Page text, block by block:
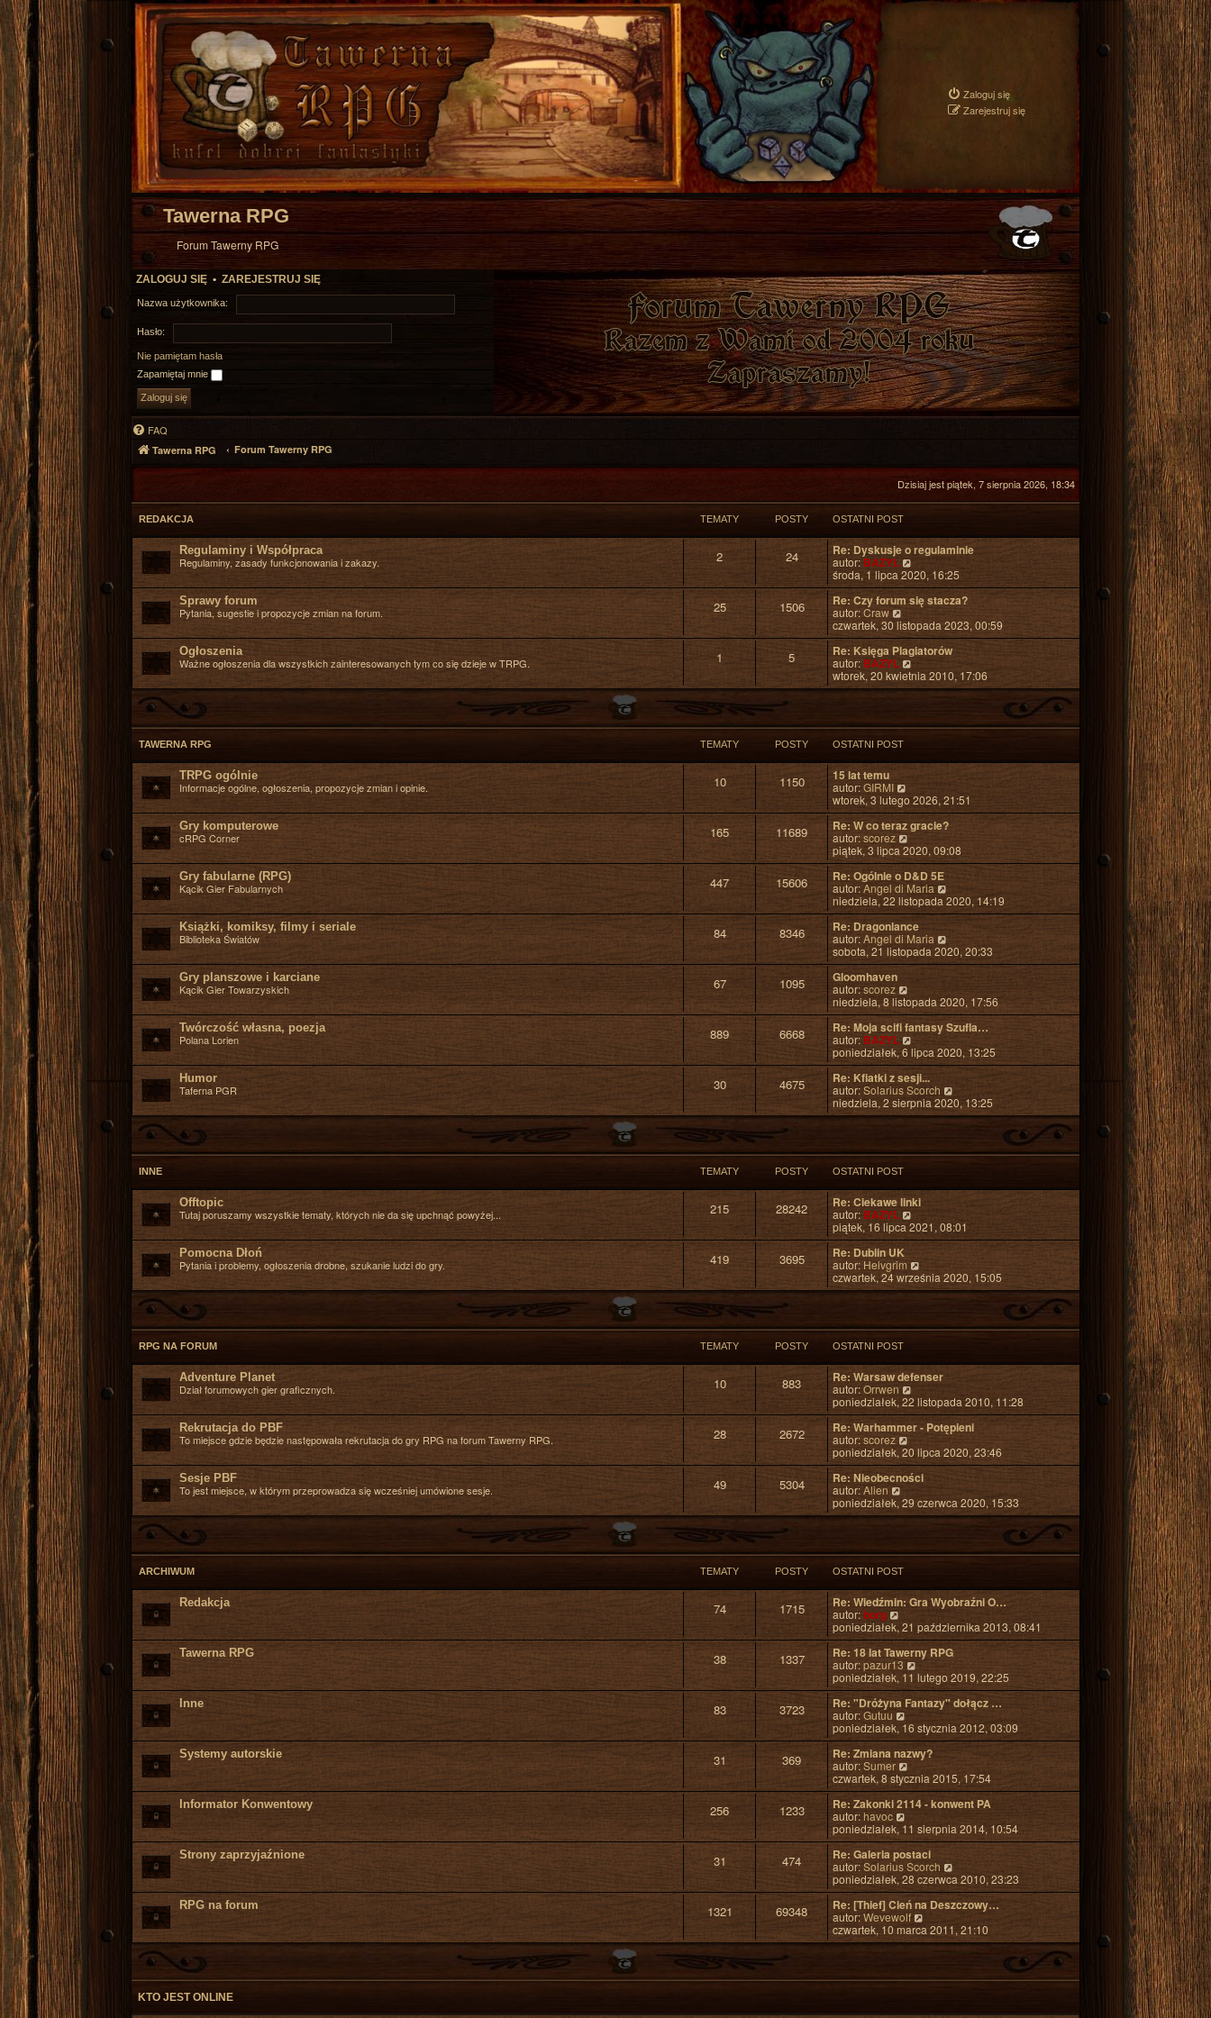
Zaloguj się
Zarejestruj się
Tawerna RPG
Forum Tawerny RPG
ZALOGUJ SIĘ • ZAREJESTRUJ SIĘ
Nazwa użytkownika:
Hasło:
Nie pamiętam hasła
Zapamiętaj mnie
FAQ
Tawerna RPG Forum Tawerny RPG
Dzisiaj jest piątek, 7 sierpnia 2026, 18:34
REDAKCJA TEMATY POSTY OSTATNI POST
Regulaminy i Współpraca
Regulaminy, zasady funkcjonowania i zakazy. 2 24 Re: Dyskusje o regulaminie
autor: BAZYL
y
ś
w
i
e
t
l
a
j
w
y
s
t
środa, 1 lipca 2020, 16:25
Sprawy forum
Pytania, sugestie i propozycje zmian na forum. 25 1506 Re: Czy forum się stacza?
autor:Craw
y
ś
w
i
e
t
a
j
o
s
z
y
p
o
s
t
czwartek, 30 listopada 2023, 00:59
Ogłoszenia
Ważne ogłoszenia dla wszystkich zainteresowanych tym co się dzieje w TRPG. 1 5 Re: Księga Plagiatorów
autor: BAZYL
W
y
ś
e
n
n
o
w
s
z
y
p
o
s
t
wtorek, 20 kwietnia 2010, 17:06
TAWERNA RPG TEMATY POSTY OSTATNI POST
TRPG ogólnie
Informacje ogólne, ogłoszenia, propozycje zmian i opinie. 10 1150 15 lat temu
autor:GIRMI
y
ś
w
i
e
t
l
n
a
j
n
o
w
s
y
p
o
s
t
wtorek, 3 lutego 2026, 21:51
Gry komputerowe
cRPG Corner 165 11689 Re: W co teraz gracie?
autor:scorez
W
y
ś
w
i
e
t
l
n
a
j
w
s
z
y
p
o
s
t
piątek, 3 lipca 2020, 09:08
Gry fabularne (RPG)
Kącik Gier Fabularnych 447 15606 Re: Ogólnie o D&D 5E
autor:Angel di Maria
y
ś
w
e
t
a
j
n
o
w
s
y
p
o
niedziela, 22 listopada 2020, 14:19
Książki, komiksy, filmy i seriale
Biblioteka Światów 84 8346 Re: Dragonlance
autor:Angel di Maria
y
ś
e
t
l
n
a
j
o
w
s
p
t
sobota, 21 listopada 2020, 20:33
Gry planszowe i karciane
Kącik Gier Towarzyskich 67 1095 Gloomhaven
autor:scorez
y
ś
w
i
e
t
l
n
a
j
w
y
p
o
s
t
niedziela, 8 listopada 2020, 17:56
Twórczość własna, poezja
Polana Lorien 889 6668 Re: Moja scifi fantasy Szufla…
autor: BAZYL
y
ś
w
i
e
t
a
o
w
z
y
o
s
t
poniedziałek, 6 lipca 2020, 13:25
Humor
Taferna PGR 30 4675 Re: Kfiatki z sesji...
autor:Solarius Scorch
W
y
ś
e
n
n
o
z
y
s
niedziela, 2 sierpnia 2020, 13:25
INNE TEMATY POSTY OSTATNI POST
Offtopic
Tutaj poruszamy wszystkie tematy, których nie da się upchnąć powyżej... 215 28242 Re: Ciekawe linki
autor: BAZYL
y
ś
i
e
t
a
o
w
z
y
p
o
s
t
piątek, 16 lipca 2021, 08:01
Pomocna Dłoń
Pytania i problemy, ogłoszenia drobne, szukanie ludzi do gry. 419 3695 Re: Dublin UK
autor: Helvgrim
W
y
ś
e
n
a
n
o
w
z
y
p
o
s
t
czwartek, 24 września 2020, 15:05
RPG NA FORUM TEMATY POSTY OSTATNI POST
Adventure Planet
Dział forumowych gier graficznych. 10 883 Re: Warsaw defenser
autor:Orrwen
y
ś
w
i
e
t
l
a
j
w
y
p
s
t
poniedziałek, 22 listopada 2010, 11:28
Rekrutacja do PBF
To miejsce gdzie będzie następowała rekrutacja do gry RPG na forum Tawerny RPG. 28 2672 Re: Warhammer - Potępieni
autor:scorez
W
y
ś
w
e
t
a
o
w
z
y
p
o
s
t
poniedziałek, 20 lipca 2020, 23:46
Sesje PBF
To jest miejsce, w którym przeprowadza się wcześniej umówione sesje. 49 5304 Re: Nieobecności
autor:Alien
y
ś
e
t
n
a
n
o
w
s
z
y
p
o
s
t
poniedziałek, 29 czerwca 2020, 15:33
ARCHIWUM TEMATY POSTY OSTATNI POST
Redakcja 74 1715 Re: Wiedźmin: Gra Wyobraźni O…
autor:borg
y
ś
w
i
e
t
l
n
a
j
n
o
w
s
z
y
p
o
s
t
poniedziałek, 21 października 2013, 08:41
Tawerna RPG 38 1337 Re: 18 lat Tawerny RPG
autor:pazur13
W
y
ś
w
e
t
l
n
a
j
n
w
s
z
y
p
o
s
t
poniedziałek, 11 lutego 2019, 22:25
Inne 83 3723 Re: "Dróżyna Fantazy" dołącz …
autor:Gutuu
y
ś
w
i
e
t
l
a
j
n
o
w
s
z
y
p
o
poniedziałek, 16 stycznia 2012, 03:09
Systemy autorskie 31 369 Re: Zmiana nazwy?
autor:Sumer
W
y
ś
w
e
t
l
n
a
j
n
o
w
s
p
czwartek, 8 stycznia 2015, 17:54
Informator Konwentowy 256 1233 Re: Zakonki 2114 - konwent PA
autor: havoc
y
ś
w
i
e
t
l
n
a
j
w
poniedziałek, 11 sierpnia 2014, 10:54
Strony zaprzyjaźnione 31 474 Re: Galeria postaci
autor:Solarius Scorch
y
ś
w
t
a
poniedziałek, 28 czerwca 2010, 23:23
RPG na forum 1321 69348 Re: [Thief] Cień na Deszczowy…
autor:Wevewolf
y
ś
e
czwartek, 10 marca 2011, 21:10
KTO JEST ONLINE